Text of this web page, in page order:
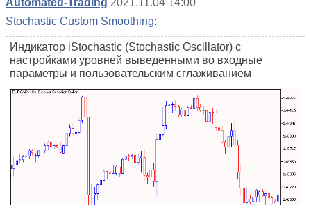
Automated-Trading 2021.11.04 14:00
Stochastic Custom Smoothing:
Индикатор iStochastic (Stochastic Oscillator) с
настройками уровней выведенными во входные
параметры и пользовательским сглаживанием